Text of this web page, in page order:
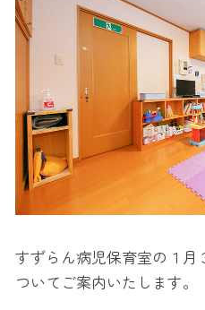
すずらん病児保育室の１
ついてご案内いたします。